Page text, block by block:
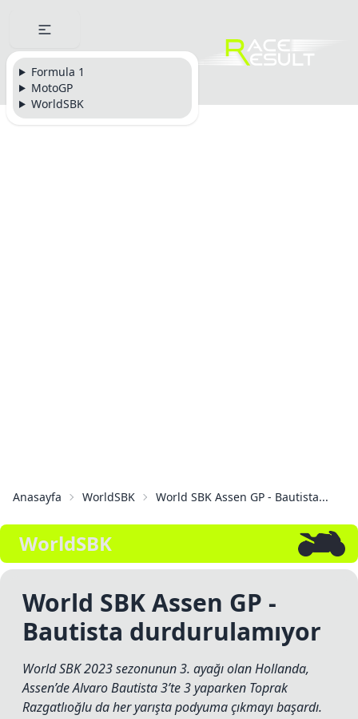
Formula 1
MotoGP
WorldSBK
Anasayfa WorldSBK World SBK Assen GP - Bautista...
WorldSBK
World SBK Assen GP -
Bautista durdurulamıyor
World SBK 2023 sezonunun 3. ayağı olan Hollanda,
Assen’de Alvaro Bautista 3’te 3 yaparken Toprak
Razgatlıoğlu da her yarışta podyuma çıkmayı başardı.